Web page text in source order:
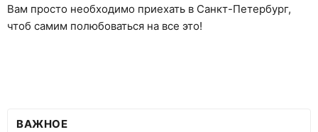
Вам просто необходимо приехать в Санкт-Петербург,
чтоб самим полюбоваться на все это!
ВАЖНОЕ